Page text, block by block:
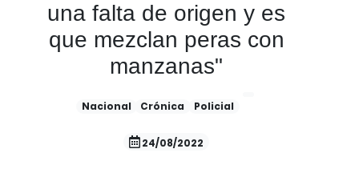
una falta de origen y es
que mezclan peras con
manzanas"
Nacional Crónica Policial
24/08/2022